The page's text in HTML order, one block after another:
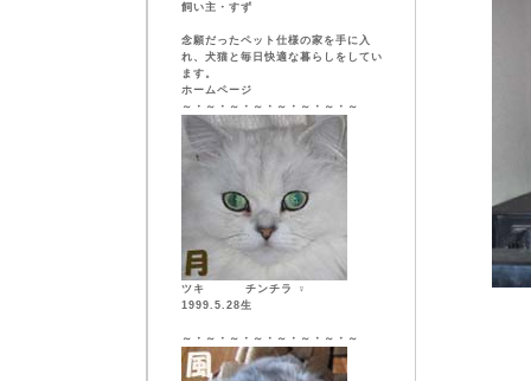
飼い主・すず
念願だったペット仕様の家を手に入
れ、犬猫と毎日快適な暮らしをしてい
ます。
ホームページ
～・～・～・～・～・～・～・～
ツキ チンチラ ♀
1999.5.28生
～・～・～・～・～・～・～・～